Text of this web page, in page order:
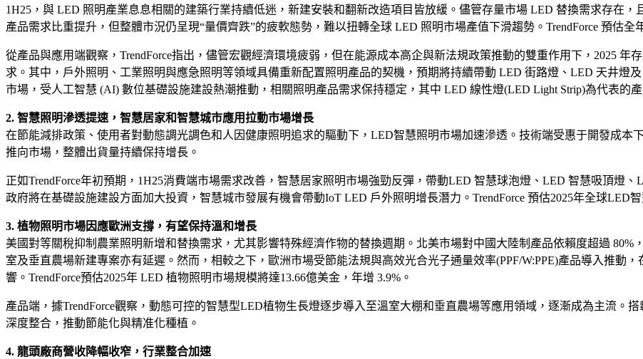
1H25，與 LED 照明產業息息相關的建築行業持續低迷，新建安裝和翻新改造項目皆放緩。儘管存量市場 LED 替換需求存在
產品需求比重提升，但整體市況仍呈現“量價齊跌”的疲軟態勢，難以扭轉全球 LED 照明市場產值下滑趨勢。TrendForce 預估全
從產品與應用端觀察，TrendForce指出，儘管宏觀經濟環境疲弱，但在能源成本高企與新法規政策推動的雙重作用下，2025 年
求。其中，戶外照明、工業照明與應急照明等領域具備重新配置照明產品的契機，預期將持續帶動 LED 街路燈、LED 天井燈
市場，受人工智慧 (AI) 數位基礎設施建設熱潮推動，相關照明產品需求保持穩定，其中 LED 線性燈(LED Light Strip)為代表的
2. 智慧照明滲透提速，智慧居家和智慧城市應用拉動市場增長
在節能減排政策、使用者對動態調光調色和人因健康照明追求的驅動下，LED智慧照明市場加速滲透。技術端受惠于開發成本
推向市場，整體出貨量持續保持增長。
正如TrendForce年初預期，1H25消費端市場需求改善，智慧居家照明市場強勁反彈，帶動LED 智慧球泡燈、LED 智慧吸頂燈
政府將在基礎設施建設方面加大投資，智慧城市發展有機會帶動IoT LED 戶外照明增長潛力。TrendForce 預估2025年全球LED
3. 植物照明市場因應歐洲支撐，有望保持溫和增長
美國對等關稅抑制農業照明新增和替換需求，尤其影響特殊經濟作物的替換週期。北美市場對中國大陸制產品依賴度超過
室及垂直農場新建專案亦有延遲。然而，相較之下，歐洲市場受節能法規與高效光合光子通量效率(PPF/W:PPE)產品導入推動
響。TrendForce預估2025年 LED 植物照明市場規模將達13.66億美金，年增 3.9%。
產品端，據TrendForce觀察，動態可控的智慧型LED植物生長燈逐步導入至溫室大棚和垂直農場等應用領域，逐漸成為主流。
深度整合，推動節能化與精准化種植。
4. 龍頭廠商營收降幅收窄，行業整合加速